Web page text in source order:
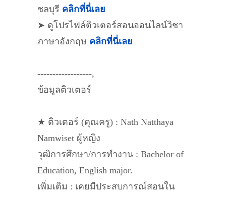
ชลบุรี คลิกที่นี่เลย
➤ ดูโปรไฟล์ติวเตอร์สอนออนไลน์วิชา
ภาษาอังกฤษ คลิกที่นี่เลย
------------------,
ข้อมูลติวเตอร์
★ ติวเตอร์ (คุณครู) : Nath Natthaya
Namwiset ผู้หญิง
วุฒิการศึกษา/การทำงาน : Bachelor of
Education, English major.
เพิ่มเติม : เคยมีประสบการณ์สอนใน